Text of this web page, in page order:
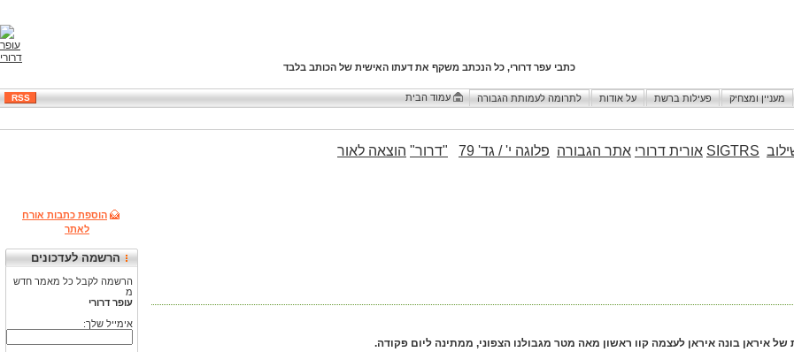
כתבי עפר דרורי, כל הנכתב משקף את דעתו האישית של הכותב בלבד
RSS מעניין ומצחיק פעילות ברשת על אודות לתרומה לעמותת הגבורה עמוד הבית
הוספת כתבות אורח
לאתר
הרשמה לעדכונים
הרשמה לקבל כל מאמר חדש
מ
עופר דרורי
אימייל שלך:
SIGTRS אורית דרורי אתר הגבורה פלוגה י' / גד' 79 "דרור" הוצאה לאור
איראן בונה איראן לעצמה קוו ראשון מאה מטר מגבולנו הצפוני, ממתינה ליום פקודה.